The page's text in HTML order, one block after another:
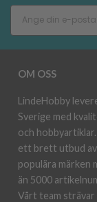
OM OSS
LindeHobby
Sverige med
och
ett brett utbud av
populära märken
än 5000
Vårt team